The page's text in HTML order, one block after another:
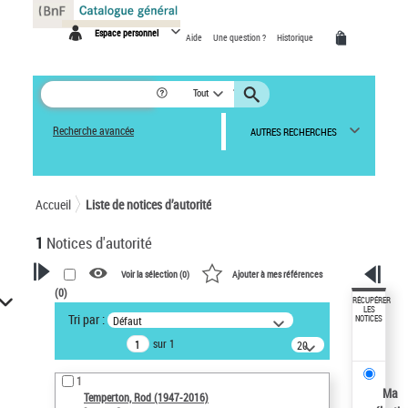
Espace personnel Aide Une question ? Historique
Tout
Recherche avancée AUTRES RECHERCHES
Accueil Liste de notices d’autorité
1 Notices d'autorité
VOTRE RECHERCHE
Recherche avancée dans les
notices d’autorité
Œuvres liées à l'auteur :
Temperton, Rod (1947-2016)
Voir la sélection (0) Ajouter à mes références
(0)
Tri par : Défaut
sur 1
20
résultats/page
1
Temperton, Rod (1947-2016)
RÉCUPÉRER
LES
NOTICES
Ma
Panneau de gestion des cookies